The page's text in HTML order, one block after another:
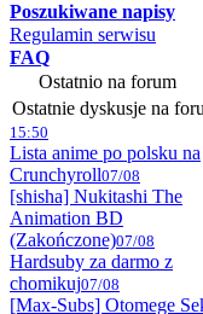
Poszukiwane napisy
Regulamin serwisu
FAQ
Ostatnio na forum
Ostatnie dyskusje na
15:50
Lista anime po polsku na
Crunchyroll07/08
[shisha] Nukitashi The
Animation BD
(Zakończone)07/08
Hardsuby za darmo z
chomikuj07/08
[Max-Subs] Otomege